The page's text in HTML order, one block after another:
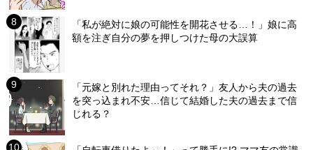
「私が絶対に娘の可能性を開花させる…！」娘に高
額を注ぎ自分の夢を押しつけた母の大誤算
「元嫁と別れた理由ってそれ？」友人から夫の過去
を突っ込まれ不安…信じて結婚した夫の過去まで信
じれる？